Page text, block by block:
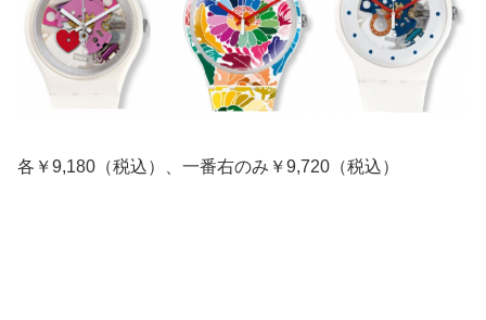
各￥9,180（税込）、一番右のみ￥9,720（税込）